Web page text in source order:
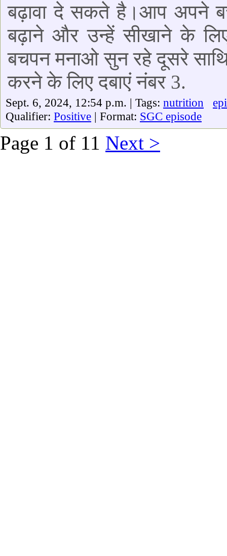
बढ़ावा दे सकते है।आप अपने
बढ़ाने और उन्हें सीखाने के
बचपन मनाओ सुन रहे दूसरे
करने के लिए दबाएं नंबर 3.
Sept. 6, 2024, 12:54 p.m. | Tags: nutrition
Qualifier: Positive | Format: SGC episode
Page 1 of 11 Next >